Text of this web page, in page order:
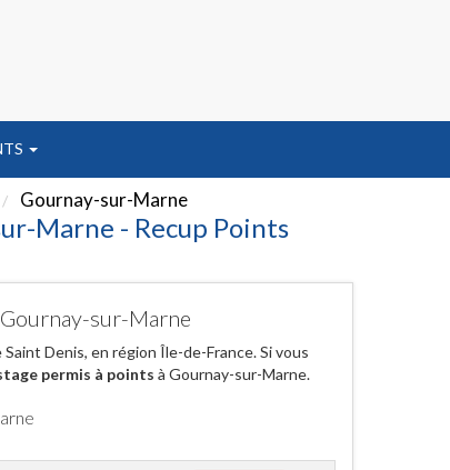
Gournay-sur-Marne
Marne - Recup Points
sur-Marne
Denis, en région Île-de-France. Si vous
permis à points à Gournay-sur-Marne.